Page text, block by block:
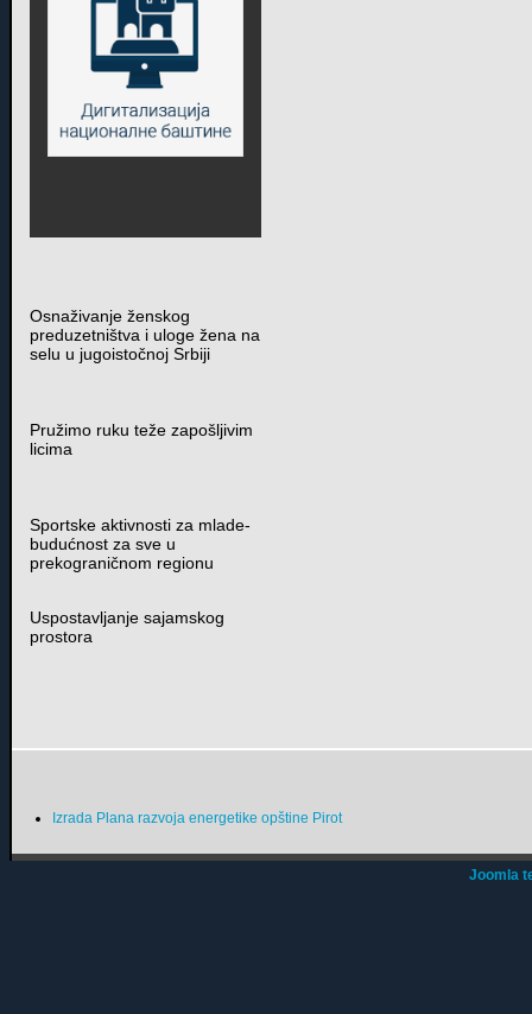
Osnaživanje ženskog
preduzetništva i uloge žena na
selu u jugoistočnoj Srbiji
Pružimo ruku teže zapošljivim
licima
Sportske aktivnosti za mlade-
budućnost za sve u
prekograničnom regionu
Uspostavljanje sajamskog
prostora
Izrada Plana razvoja energetike opštine Pirot
Joomla